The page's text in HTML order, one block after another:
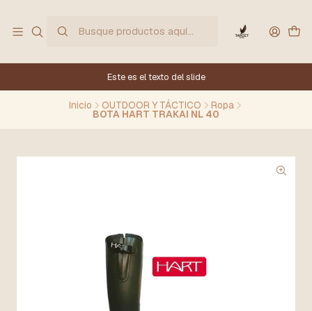
Este es el texto del slide
Inicio OUTDOOR Y TÁCTICO Ropa
BOTA HART TRAKAI NL 40